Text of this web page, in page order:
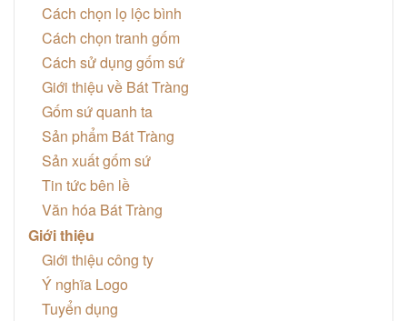
Cách chọn lọ lộc bình
Cách chọn tranh gốm
Cách sử dụng gốm sứ
Giới thiệu về Bát Tràng
Gốm sứ quanh ta
Sản phẩm Bát Tràng
Sản xuất gốm sứ
Tin tức bên lề
Văn hóa Bát Tràng
Giới thiệu
Giới thiệu công ty
Ý nghĩa Logo
Tuyển dụng